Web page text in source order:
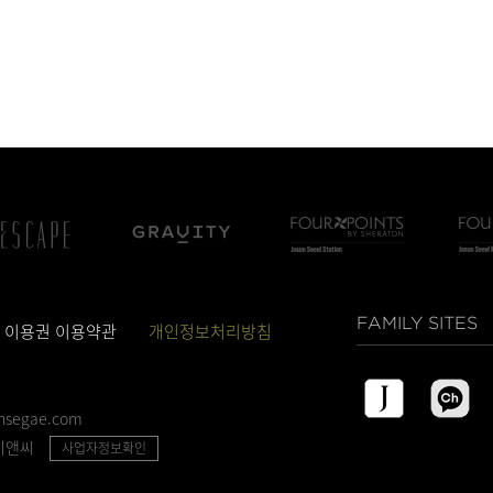
이용권 이용약관
개인정보처리방침
씨 사업자정보확인